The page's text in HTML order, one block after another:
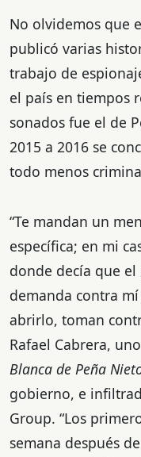
No olvidemos que
publicó varias
trabajo de
el país en tiempos
sonados fue el de
2015 a 2016 se
todo menos
“Te mandan un
específica; en mi
donde decía que
demanda contra
abrirlo, toman
Rafael Cabrera,
Blanca de Peña
gobierno, e
Group. “Los
semana después